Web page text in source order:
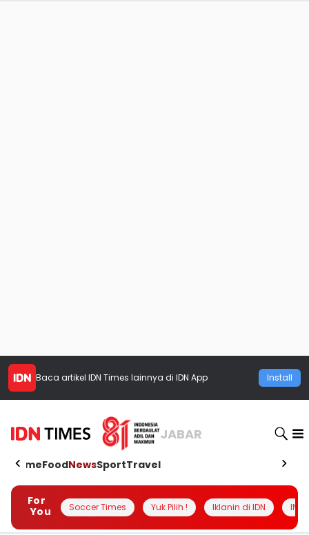
Baca artikel IDN Times lainnya di IDN App Install
JABAR
HomeFoodNewsSportTravel
For
You
Soccer Times Yuk Pilih ! Iklanin di IDN